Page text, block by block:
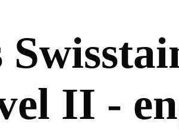
Swisstai
el II - en